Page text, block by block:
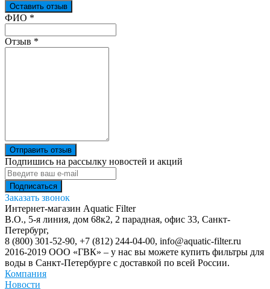
Оставить отзыв
Ваш отзыв был отправлен!
ФИО *
Отзыв *
Отправить отзыв
Подпишись на рассылку новостей и акций
Заказать звонок
Интернет-магазин Aquatic Filter
В.О., 5-я линия, дом 68к2, 2 парадная, офис 33, Санкт-
Петербург,
8 (800) 301-52-90, +7 (812) 244-04-00, info@aquatic-filter.ru
2016-2019 ООО «ГВК» – у нас вы можете купить фильтры для
воды в Санкт-Петербурге с доставкой по всей России.
Компания
Новости